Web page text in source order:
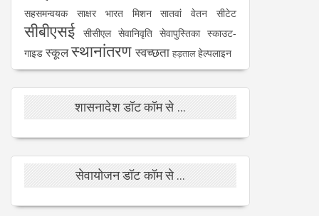
सहसमन्वयक
साक्षर भारत मिशन सातवां वेतन सीटेट
सीबीएसई सीसीएल सेवानिवृति सेवापुस्तिका स्काउट-
गाइड स्कूलस्थानांतरण स्वच्छता हड़तालहेल्पलाइन
शासनादेश डॉट कॉम से ...
सेवायोजन डॉट कॉम से ...